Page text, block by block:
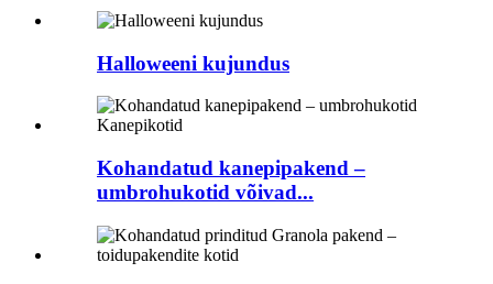
Halloweeni kujundus
Kohandatud kanepipakend –
umbrohukotid võivad...